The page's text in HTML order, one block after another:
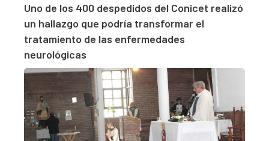
Uno de los 400 despedidos del Conicet realizó
un hallazgo que podría transformar el
tratamiento de las enfermedades
neurológicas